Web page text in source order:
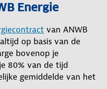
Energie
van ANWB
op basis van de
bovenop je
80% van de tijd
gemiddelde van het